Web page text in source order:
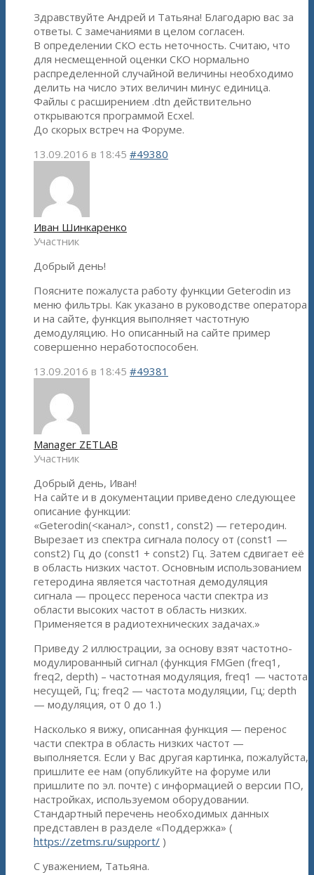
Здравствуйте Андрей и Татьяна! Благодарю вас за
ответы. С замечаниями в целом согласен.
В определении СКО есть неточность. Считаю, что
для несмещенной оценки СКО нормально
распределенной случайной величины необходимо
делить на число этих величин минус единица.
Файлы с расширением .dtn действительно
открываются программой Ecxel.
До скорых встреч на Форуме.
13.09.2016 в 18:45 #49380
Иван Шинкаренко
Участник
Добрый день!
Поясните пожалуста работу функции Geterodin из
меню фильтры. Как указано в руководстве оператора
и на сайте, функция выполняет частотную
демодуляцию. Но описанный на сайте пример
совершенно неработоспособен.
13.09.2016 в 18:45 #49381
Manager ZETLAB
Участник
Добрый день, Иван!
На сайте и в документации приведено следующее
описание функции:
«Geterodin(<канал>, const1, const2) — гетеродин.
Вырезает из спектра сигнала полосу от (const1 —
const2) Гц до (const1 + const2) Гц. Затем сдвигает её
в область низких частот. Основным использованием
гетеродина является частотная демодуляция
сигнала — процесс переноса части спектра из
области высоких частот в область низких.
Применяется в радиотехнических задачах.»
Приведу 2 иллюстрации, за основу взят частотно-
модулированный сигнал (функция FMGen (freq1,
freq2, depth) – частотная модуляция, freq1 — частота
несущей, Гц; freq2 — частота модуляции, Гц; depth
— модуляция, от 0 до 1.)
Насколько я вижу, описанная функция — перенос
части спектра в область низких частот —
выполняется. Если у Вас другая картинка, пожалуйста,
пришлите ее нам (опубликуйте на форуме или
пришлите по эл. почте) с информацией о версии ПО,
настройках, используемом оборудовании.
Стандартный перечень необходимых данных
представлен в разделе «Поддержка» (
https://zetms.ru/support/ )
С уважением, Татьяна.